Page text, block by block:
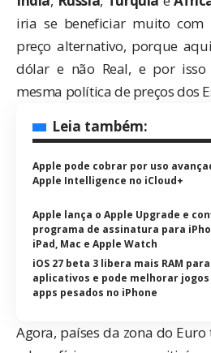
iria se beneficiar muito com
preço alternativo, porque
dólar e não Real, e por
mesma política de preços dos
Leia também:
Apple pode cobrar por uso
Apple Intelligence no iCloud+
Apple lança o Apple Upgrade e
programa de assinatura para
iPad, Mac e Apple Watch
iOS 27 beta 3 libera mais RAM para
aplicativos e pode melhorar jogos
apps pesados no iPhone
Agora, países da zona do